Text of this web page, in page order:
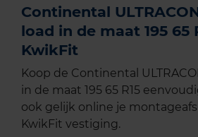
Continental
load in de maat 195 65
KwikFit
Koop de Continental
in de maat 195 65 R15
ook gelijk online je
KwikFit vestiging.